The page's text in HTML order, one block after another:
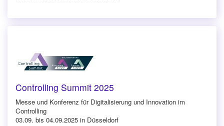
Controlling Summit 2025
Messe und Konferenz für Digitalisierung und Innovation im
Controlling
03.09. bis 04.09.2025 in Düsseldorf